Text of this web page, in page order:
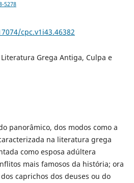
5278
cpc.v1i43.46382
Grega Antiga, Culpa e
panorâmico, dos modos como a
na literatura grega
como esposa adúltera
mais famosos da história; ora
caprichos dos deuses ou do